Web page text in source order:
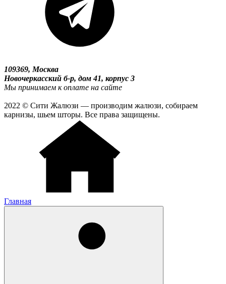
109369, Москва
Новочеркасский б-р, дом 41, корпус 3
Мы принимаем к оплате на сайте
2022 © Сити Жалюзи — производим жалюзи, собираем
карнизы, шьем шторы. Все права защищены.
Главная